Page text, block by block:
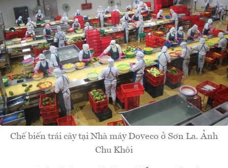
Chế biến trái cây tại Nhà máy Doveco ở Sơn La. Ảnh
Chu Khôi